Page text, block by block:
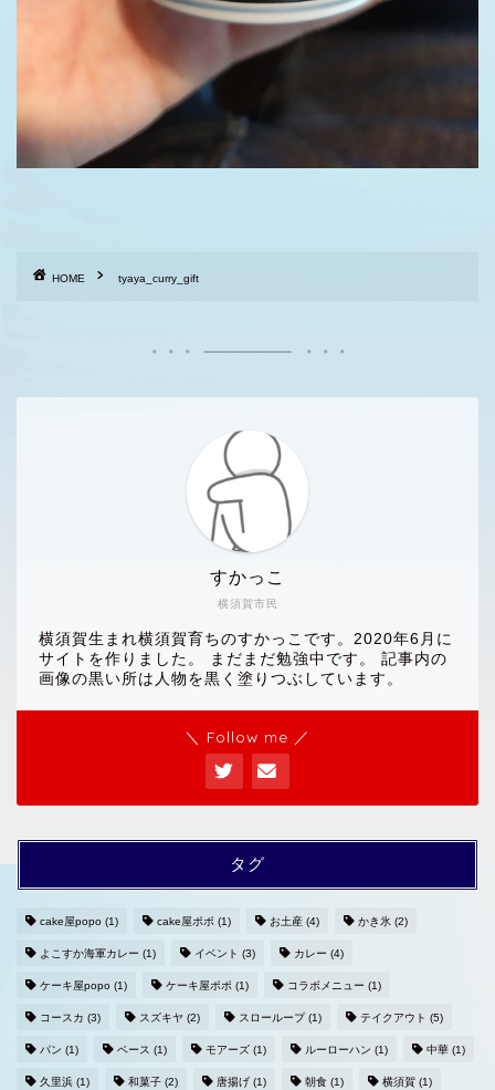
HOME tyaya_curry_gift
横須賀市民
すかっこ
横須賀生まれ横須賀育ちのすかっこです。2020年6月に
サイトを作りました。 まだまだ勉強中です。 記事内の
画像の黒い所は人物を黒く塗りつぶしています。
＼ Follow me ／
タグ
cake屋popo (1) cake屋ポポ (1) お土産 (4) かき氷 (2)
よこすか海軍カレー (1) イベント (3) カレー (4)
ケーキ屋popo (1) ケーキ屋ポポ (1) コラボメニュー (1)
コースカ (3) スズキヤ (2) スローループ(1) テイクアウト (5)
パン (1) ベース (1) モアーズ (1) ルーローハン (1) 中華 (1)
久里浜 (1) 和菓子 (2) 唐揚げ (1) 朝食 (1) 横須賀 (1)
ホームへ
プライバシーポリシー